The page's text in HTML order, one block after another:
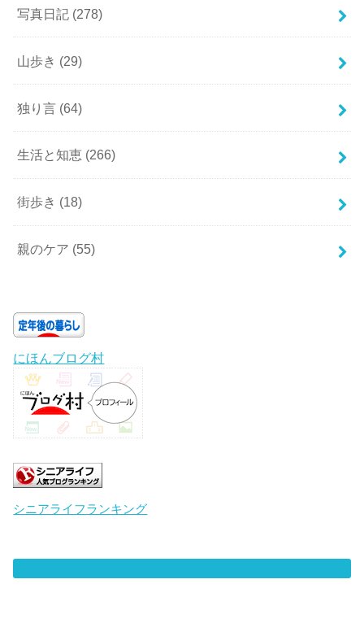
写真日記 (278)
山歩き (29)
独り言 (64)
生活と知恵 (266)
街歩き (18)
親のケア (55)
にほんブログ村
シニアライフランキング